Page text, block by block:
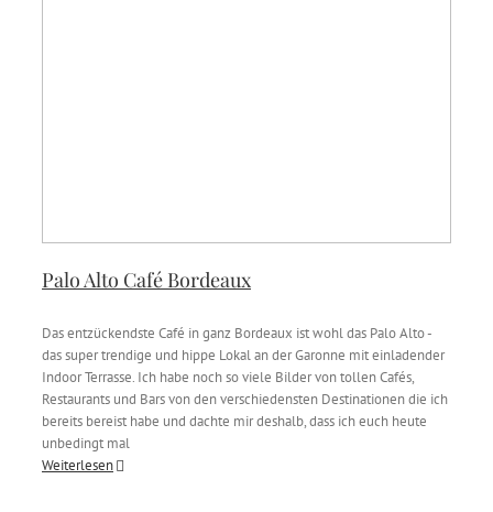
Palo Alto Café Bordeaux
Das entzückendste Café in ganz Bordeaux ist wohl das Palo Alto -
das super trendige und hippe Lokal an der Garonne mit einladender
Indoor Terrasse. Ich habe noch so viele Bilder von tollen Cafés,
Restaurants und Bars von den verschiedensten Destinationen die ich
bereits bereist habe und dachte mir deshalb, dass ich euch heute
unbedingt mal
Weiterlesen